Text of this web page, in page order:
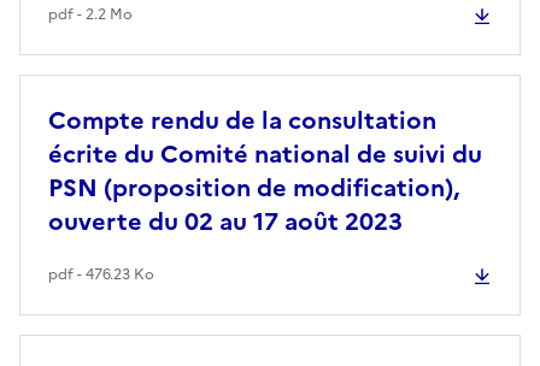
pdf - 2.2 Mo
Compte rendu de la consultation
écrite du Comité national de suivi du
PSN (proposition de modification),
ouverte du 02 au 17 août 2023
pdf - 476.23 Ko